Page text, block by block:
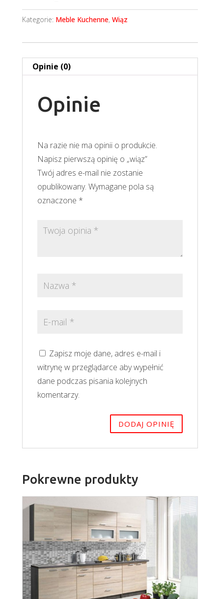
Kategorie: Meble Kuchenne, Wiąz
Opinie (0)
Opinie
Na razie nie ma opinii o produkcie.
Napisz pierwszą opinię o „wiąz”
Twój adres e-mail nie zostanie
opublikowany. Wymagane pola są
oznaczone *
Zapisz moje dane, adres e-mail i
witrynę w przeglądarce aby wypełnić
dane podczas pisania kolejnych
komentarzy.
Pokrewne produkty